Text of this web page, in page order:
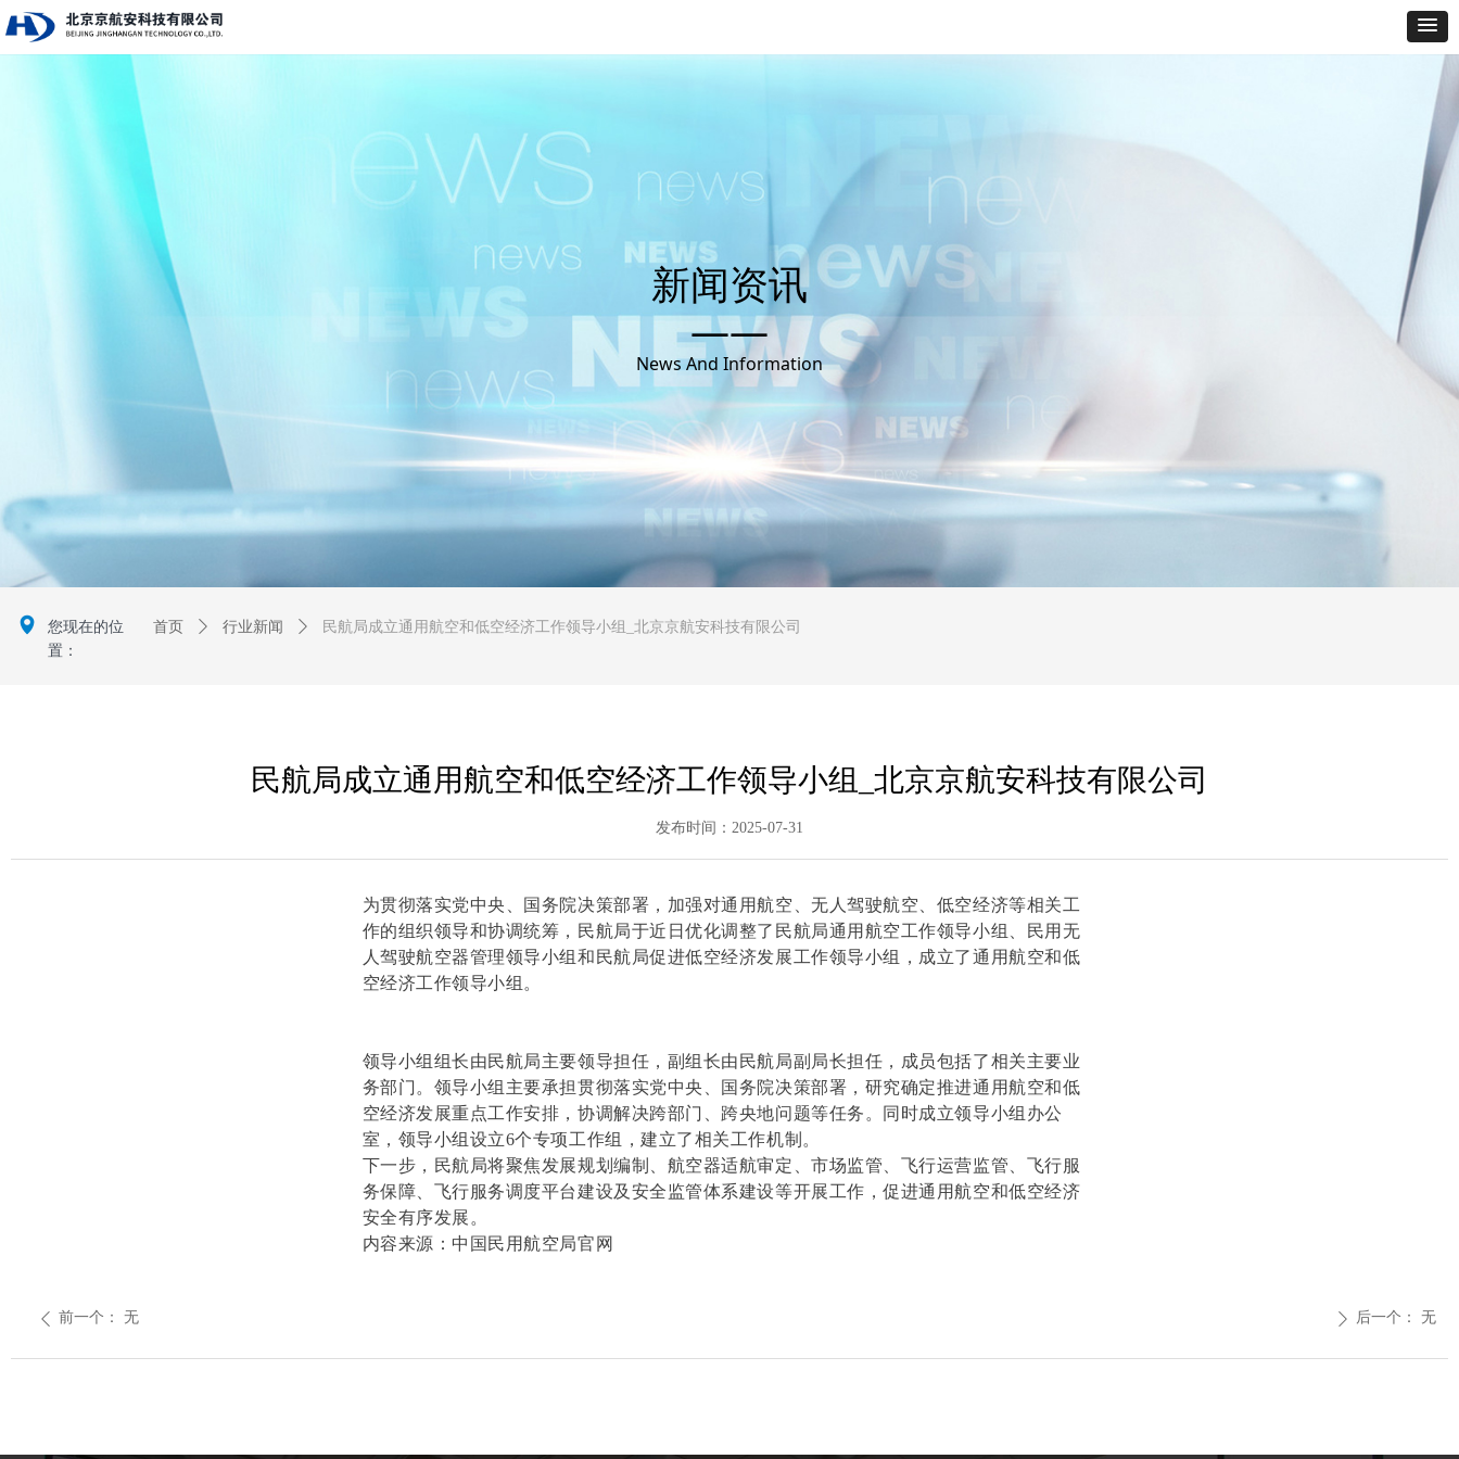
넹
您现在的位
置：
首页 ꄲ 行业新闻 ꄲ 民航局成立通用航空和低空经济工作领导小组_北京京航安科技有限公司
民航局成立通用航空和低空经济工作领导小组_北京京航安科技有限公司
为贯彻落实党中央、国务院决策部署，加强对通用航空、无人驾驶航空、低空经济等相关工
作的组织领导和协调统筹，民航局于近日优化调整了民航局通用航空工作领导小组、民用无
人驾驶航空器管理领导小组和民航局促进低空经济发展工作领导小组，成立了通用航空和低
空经济工作领导小组。
领导小组组长由民航局主要领导担任，副组长由民航局副局长担任，成员包括了相关主要业
务部门。领导小组主要承担贯彻落实党中央、国务院决策部署，研究确定推进通用航空和低
空经济发展重点工作安排，协调解决跨部门、跨央地问题等任务。同时成立领导小组办公
室，领导小组设立6个专项工作组，建立了相关工作机制。
下一步，民航局将聚焦发展规划编制、航空器适航审定、市场监管、飞行运营监管、飞行服
务保障、飞行服务调度平台建设及安全监管体系建设等开展工作，促进通用航空和低空经济
安全有序发展。
内容来源：中国民用航空局官网
发布时间： 2025-07-31
ꄴ 前一个： 无 ꄲ 后一个： 无
新闻资讯
——
News And Information